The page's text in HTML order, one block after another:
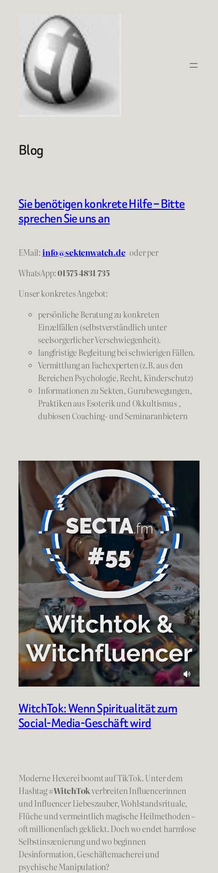
springen
Blog
Sie benötigen konkrete Hilfe – Bitte
sprechen Sie uns an
EMail:info@sektenwatch.de oderper
WhatsApp:01575 4831 735
Unser konkretes Angebot:
persönliche Beratung zu konkreten
Einzelfällen (selbstverständlich unter
seelsorgerlicher Verschwiegenheit).
langfristige Begleitung bei schwierigen Fällen.
Vermittlung an Fachexperten (z.B. aus den
Bereichen Psychologie, Recht, Kinderschutz)
Informationen zu Sekten, Gurubewegungen,
Praktiken aus Esoterik und Okkultismus ,
dubiosen Coaching- und Seminaranbietern
WitchTok: Wenn Spiritualität zum
Social-Media-Geschäft wird
Moderne Hexerei boomt auf TikTok. Unter dem
Hashtag#WitchTokverbreiten Influencerinnen
und Influencer Liebeszauber, Wohlstandsrituale,
Flüche und vermeintlich magische Heilmethoden –
oft millionenfach geklickt. Doch wo endet harmlose
Selbstinszenierung und wo beginnen
Desinformation, Geschäftemacherei und
psychische Manipulation?